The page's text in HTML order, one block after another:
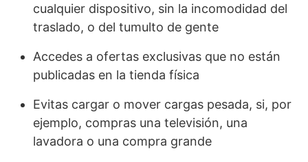
cualquier dispositivo, sin la incomodidad del
traslado, o del tumulto de gente
Accedes a ofertas exclusivas que no están
publicadas en la tienda física
Evitas cargar o mover cargas pesada, si, por
ejemplo, compras una televisión, una
lavadora o una compra grande